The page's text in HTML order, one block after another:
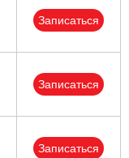
Записаться
Записаться
Записаться